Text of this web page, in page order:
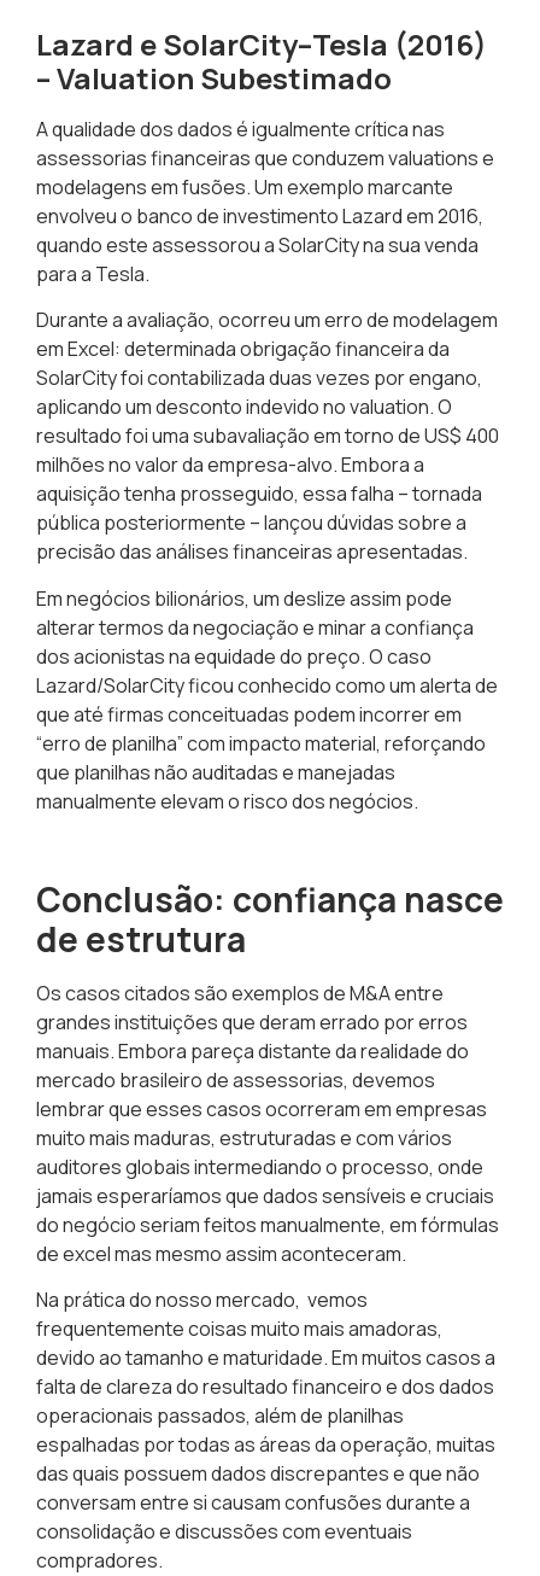
Lazard e SolarCity–Tesla (2016)
– Valuation Subestimado
A qualidade dos dados é igualmente crítica nas
assessorias financeiras que conduzem valuations e
modelagens em fusões. Um exemplo marcante
envolveu o banco de investimentoLazardem 2016,
quando este assessorou a SolarCity na sua venda
para a Tesla.
Durante a avaliação, ocorreu umerro de modelagem
em Excel: determinada obrigação financeira da
SolarCity foi contabilizada duas vezes por engano,
aplicando um desconto indevido no valuation. O
resultado foi umasubavaliação em torno de US$ 400
milhõesno valor da empresa-alvo. Embora a
aquisição tenha prosseguido, essa falha – tornada
pública posteriormente –lançou dúvidas sobre a
precisão das análises financeiras apresentadas.
Em negócios bilionários, um deslize assim pode
alterar termos da negociação e minar a confiança
dos acionistas na equidade do preço. O caso
Lazard/SolarCity ficou conhecido como um alerta de
que até firmas conceituadas podem incorrer em
“erro de planilha” com impacto material, reforçando
que planilhas não auditadas e manejadas
manualmente elevam o risco dos negócios.
Conclusão: confiança nasce
de estrutura
Os casos citados são exemplos de M&A entre
grandes instituições que deram errado por erros
manuais. Embora pareça distante da realidade do
mercado brasileiro de assessorias, devemos
lembrar que esses casos ocorreram em empresas
muito mais maduras, estruturadas e com vários
auditores globais intermediando o processo, onde
jamais esperaríamos que dados sensíveis e cruciais
do negócio seriam feitos manualmente, em fórmulas
de excel mas mesmo assim aconteceram.
Na prática do nosso mercado, vemos
frequentemente coisas muito mais amadoras,
devido ao tamanho e maturidade. Em muitos casos a
falta de clareza do resultado financeiro e dos dados
operacionais passados, além de planilhas
espalhadas por todas as áreas da operação, muitas
das quais possuem dados discrepantes e que não
conversam entre si causam confusões durante a
consolidação e discussões com eventuais
compradores.